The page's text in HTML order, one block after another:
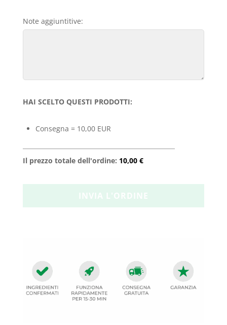
Note aggiuntitive:
HAI SCELTO QUESTI PRODOTTI:
Consegna = 10,00 EUR
Il prezzo totale dell'ordine: 10,00 €